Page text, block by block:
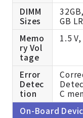
DIMM
Sizes
GB
Memo
ry Vol
tage
1.5
Error
Detec
tion
C
On-Board